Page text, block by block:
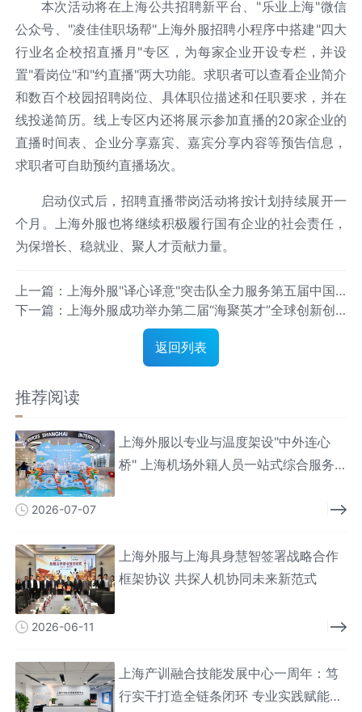
本次活动将在上海公共招聘新平台、"乐业上海"微信
公众号、"凌佳佳职场帮"上海外服招聘小程序中搭建"四大
行业名企校招直播月"专区，为每家企业开设专栏，并设
置"看岗位"和"约直播"两大功能。求职者可以查看企业简介
和数百个校园招聘岗位、具体职位描述和任职要求，并在
线投递简历。线上专区内还将展示参加直播的20家企业的
直播时间表、企业分享嘉宾、嘉宾分享内容等预告信息，
求职者可自助预约直播场次。
启动仪式后，招聘直播带岗活动将按计划持续展开一
个月。上海外服也将继续积极履行国有企业的社会责任，
为保增长、稳就业、聚人才贡献力量。
上一篇：上海外服"译心译意"突击队全力服务第五届中国
国际进口博览会
返回列表
下一篇：上海外服成功举办第二届“海聚英才”全球创新创
业峰会暨人工智能产业菁英高峰论坛
推荐阅读
上海外服以专业与温度架设"中外连心
桥" 上海机场外籍人员一站式综合服务
2026-07-07
上海外服与上海具身慧智签署战略合作
框架协议 共探人机协同未来新范式
2026-06-11
上海产训融合技能发展中心一周年：笃
行实干打造全链条闭环 专业实践赋能技